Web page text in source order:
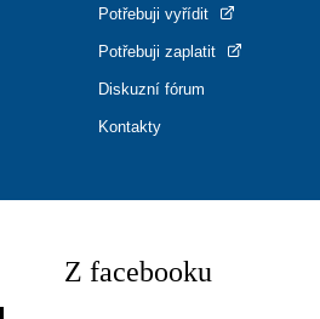
Potřebuji vyřídit
Potřebuji zaplatit
Diskuzní fórum
Kontakty
Z facebooku